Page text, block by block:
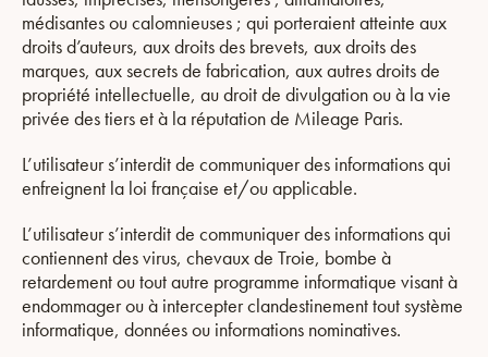
médisantes ou calomnieuses ; qui porteraient atteinte aux
droits d’auteurs, aux droits des brevets, aux droits des
marques, aux secrets de fabrication, aux autres droits de
propriété intellectuelle, au droit de divulgation ou à la vie
privée des tiers et à la réputation de Mileage Paris.
L’utilisateur s’interdit de communiquer des informations qui
enfreignent la loi française et/ou applicable.
L’utilisateur s’interdit de communiquer des informations qui
contiennent des virus, chevaux de Troie, bombe à
retardement ou tout autre programme informatique visant à
endommager ou à intercepter clandestinement tout système
informatique, données ou informations nominatives.